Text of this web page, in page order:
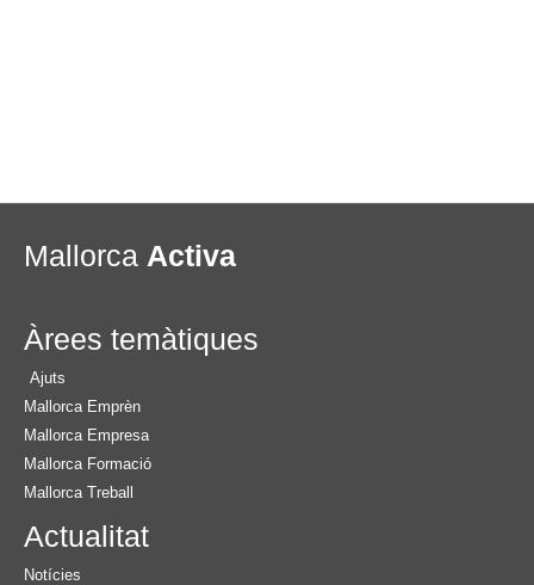
Mallorca Activa
Àrees temàtiques
Ajuts
Mallorca Emprèn
Mallorca Empresa
Mallorca Formació
Mallorca Treball
Actualitat
Notícies